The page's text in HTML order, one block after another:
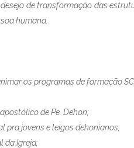
de transformação das
humana.
os programas de formação
de Pe. Dehon;
jovens e leigos dehonianos;
da Igreja;